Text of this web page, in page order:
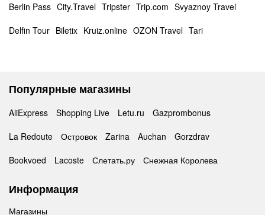
Berlin Pass City.Travel Tripster Trip.com Svyaznoy Travel
Delfin Tour Biletix Kruiz.online OZON Travel Tari
Популярные магазины
AliExpress Shopping Live Letu.ru
Gazprombonus
La Redoute
Островок Zarina Auchan
Gorzdrav
Bookvoed
Lacoste Слетать.ру Снежная Королева
Информация
Магазины